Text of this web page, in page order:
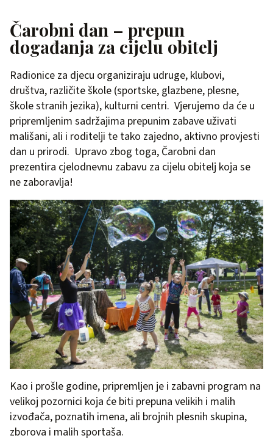
Čarobni dan – prepun
događanja za cijelu obitelj
Radionice za djecu organiziraju udruge, klubovi,
društva, različite škole (sportske, glazbene, plesne,
škole stranih jezika), kulturni centri. Vjerujemo da će u
pripremljenim sadržajima prepunim zabave uživati
mališani, ali i roditelji te tako zajedno, aktivno provjesti
dan u prirodi. Upravo zbog toga, Čarobni dan
prezentira cjelodnevnu zabavu za cijelu obitelj koja se
ne zaboravlja!
Kao i prošle godine, pripremljen je i zabavni program na
velikoj pozornici koja će biti prepuna velikih i malih
izvođača, poznatih imena, ali brojnih plesnih skupina,
zborova i malih sportaša.